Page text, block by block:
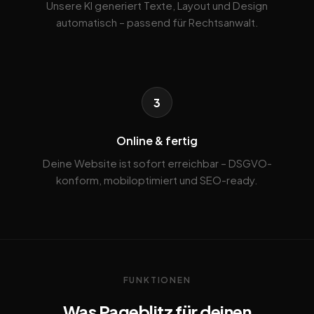
Unsere KI generiert Texte, Layout und Design
automatisch – passend für Rechtsanwalt.
3
Online & fertig
Deine Website ist sofort erreichbar – DSGVO-
konform, mobiloptimiert und SEO-ready.
FUNKTIONEN